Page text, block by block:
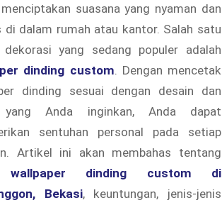
suasana yang nyaman dan
di dalam rumah atau kantor. Salah satu
dekorasi yang sedang populer adalah
dinding custom . Dengan mencetak
dinding sesuai dengan desain dan
Anda inginkan, Anda dapat
sentuhan personal pada setiap
Artikel ini akan membahas tentang
wallpaper dinding custom di
Bekasi, keuntungan, jenis-jenis